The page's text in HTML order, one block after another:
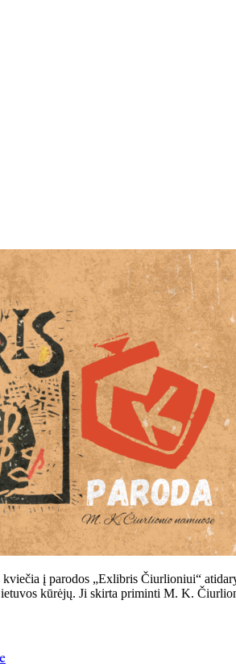
į parodos „Exlibris Čiurlioniui“
kūrėjų. Ji skirta priminti M. K.